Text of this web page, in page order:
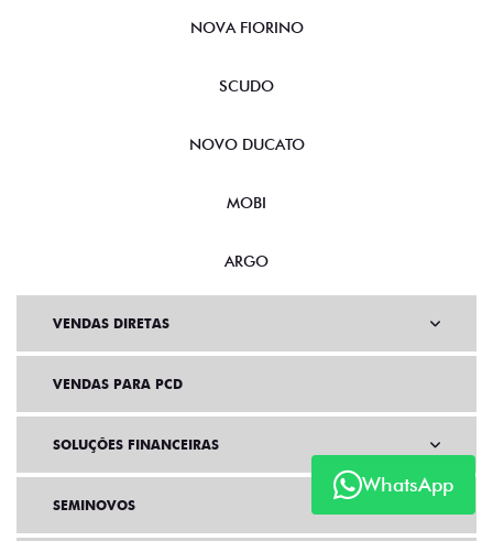
WhatsApp
NOVA FIORINO
SCUDO
NOVO DUCATO
MOBI
ARGO
VENDAS DIRETAS
VENDAS PARA PCD
SOLUÇÕES FINANCEIRAS
SEMINOVOS